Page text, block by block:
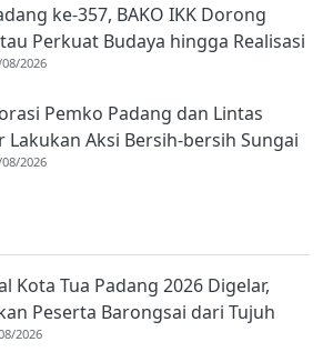
ke-357, BAKO IKK Dorong
Perkuat Budaya hingga Realisasi
2026
Pemko Padang dan Lintas
Lakukan Aksi Bersih-bersih Sungai
Arau di HJK ke-357
2026
Kota Tua Padang 2026 Digelar,
Peserta Barongsai dari Tujuh
2026